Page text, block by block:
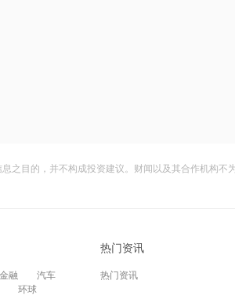
之目的，并不构成投资建议。财闻以及其合作机构
金融
汽车
环球
热门资讯
热门资讯